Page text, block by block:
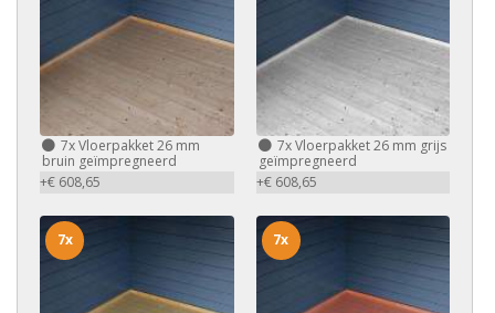
7xVloerpakket 26 mm
bruin geïmpregneerd
+€ 608,65
7xVloerpakket 26 mm grijs
geïmpregneerd
+€ 608,65
7x 7x